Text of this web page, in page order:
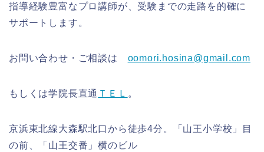
指導経験豊富なプロ講師が、受験までの走路を的確に
サポートします。
お問い合わせ・ご相談は oomori.hosina@gmail.com
もしくは学院長直通 ＴＥＬ 。
京浜東北線大森駅北口から徒歩4分。「山王小学校」目
の前、「山王交番」横のビル